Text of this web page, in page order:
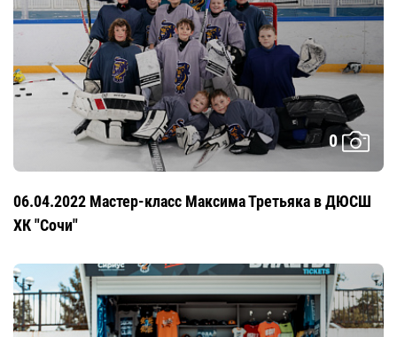
0
06.04.2022 Мастер-класс Максима Третьяка в ДЮСШ
ХК "Сочи"